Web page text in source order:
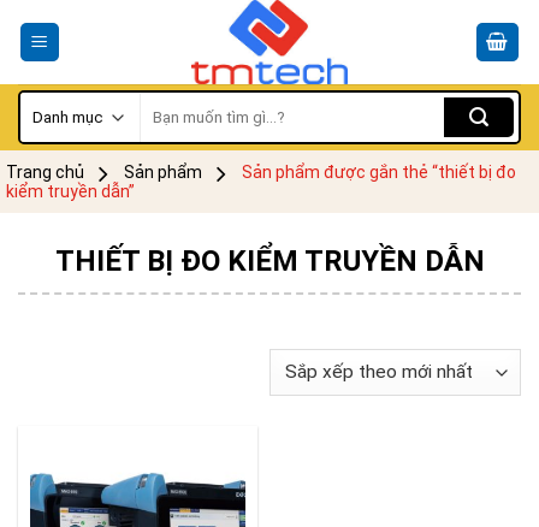
kiếm:
Trang chủ Sản phẩm
Sản phẩm được gắn thẻ “thiết bị đo
kiểm truyền dẫn”
THIẾT BỊ ĐO KIỂM TRUYỀN DẪN